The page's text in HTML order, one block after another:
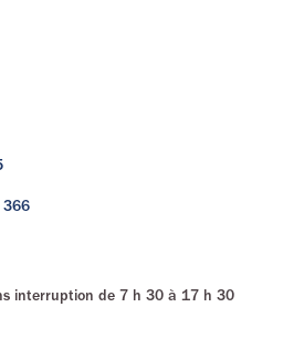
366
interruption de 7 h 30 à 17 h 30